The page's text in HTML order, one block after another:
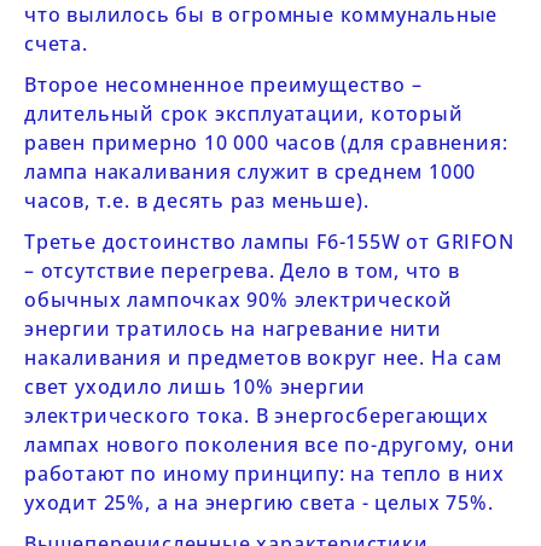
что вылилось бы в огромные коммунальные
счета.
Второе несомненное преимущество –
длительный срок эксплуатации, который
равен примерно 10 000 часов (для сравнения:
лампа накаливания служит в среднем 1000
часов, т.е. в десять раз меньше).
Третье достоинство лампы F6-155W от GRIFON
– отсутствие перегрева. Дело в том, что в
обычных лампочках 90% электрической
энергии тратилось на нагревание нити
накаливания и предметов вокруг нее. На сам
свет уходило лишь 10% энергии
электрического тока. В энергосберегающих
лампах нового поколения все по-другому, они
работают по иному принципу: на тепло в них
уходит 25%, а на энергию света - целых 75%.